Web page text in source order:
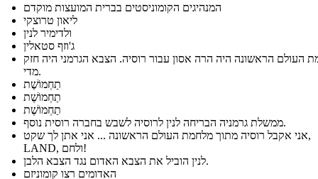
המנהיגים הקומוניסטים בברית המועצות מוקדם
ליאון טרוצקי
ולדימיר לנין
ג'וזף סטאלין
העולם הראשונה היה הרה אסון עבור רוסיה. הצבא הגרמני היה חזק
מדי.
תַחְמוֹשֶׁת
תַחְמוֹשֶׁת
תַחְמוֹשֶׁת
ממשלת גרמניה הבריחה לנין לרוסיה לשבש בחברה רוסית נוסף.
אני אקבל רוסיה מתוך מלחמת העולם הראשונה ... אני אתן לך שקט,
LAND, ולחם!
לנין הוביל את הצבא האדום נגד הצבא הלבן.
האדומים רצו קומוניזם